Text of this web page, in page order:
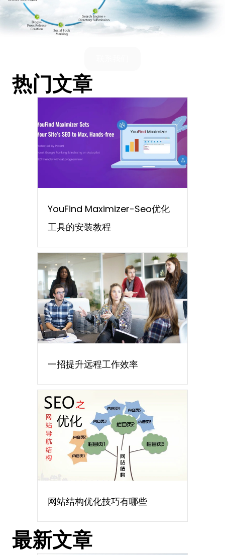
热门文章
YouFind Maximizer-Seo优化
工具的安装教程
一招提升远程工作效率
网站结构优化技巧有哪些
最新文章